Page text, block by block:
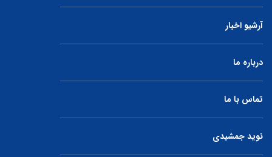
آرشیو اخبار
درباره ما
تماس با ما
نوید جمشیدی